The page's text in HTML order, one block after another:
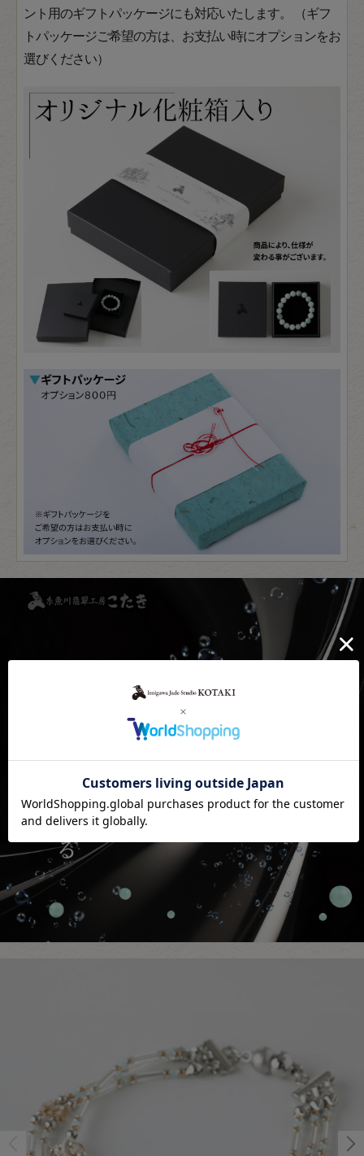
ント用のギフトパッケージにも対応いたします。 （ギフ
トパッケージご希望の方は、お支払い時にオプションをお
選びください）